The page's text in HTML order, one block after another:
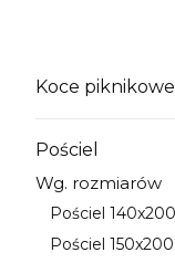
Kategoria - Koce
Koce piknikowe
Kategoria - Pościel
Pościel
Kategoria - Wg.
Wg. rozmiarów
Kategoria -
Pościel 140x200
Kategoria -
Pościel 150x200